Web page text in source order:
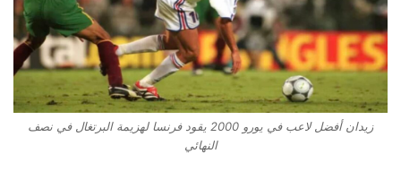
زيدان أفضل لاعب في يورو 2000 يقود فرنسا لهزيمة البرتغال في نصف
النهائي